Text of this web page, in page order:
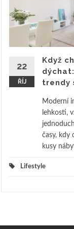
22
ŘÍJ
Když
trendy
Moderní
lehkosti,
časy, kdy
kusy
Lifestyle